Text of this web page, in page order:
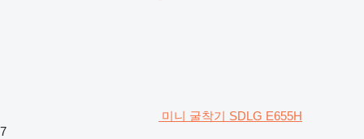
미니 굴착기 SDLG E655H
7